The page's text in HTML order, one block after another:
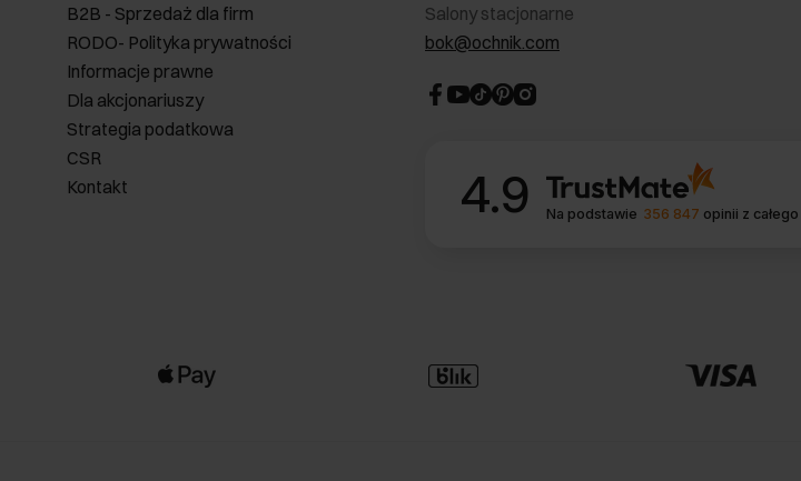
B2B - Sprzedaż dla firm
RODO- Polityka prywatności
Informacje prawne
Dla akcjonariuszy
Strategia podatkowa
CSR
Kontakt
Salony stacjonarne
bok@ochnik.com
4.9 Na podstawie 356 847 opinii z